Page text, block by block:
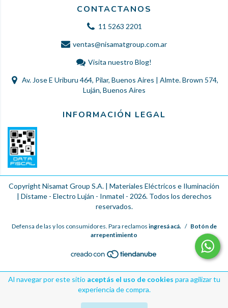
Al navegar por este sitio aceptás el uso de cookies para agilizar tu
experiencia de compra.
CONTACTANOS
11 5263 2201
ventas@nisamatgroup.com.ar
Visita nuestro Blog!
Av. Jose E Uriburu 464, Pilar, Buenos Aires | Almte. Brown 574,
Luján, Buenos Aires
INFORMACIÓN LEGAL
Copyright Nisamat Group S.A. | Materiales Eléctricos e Iluminación
| Distame - Electro Luján - Inmatel - 2026. Todos los derechos
reservados.
Defensa de las y los consumidores. Para reclamos ingresá acá. / Botón de
arrepentimiento